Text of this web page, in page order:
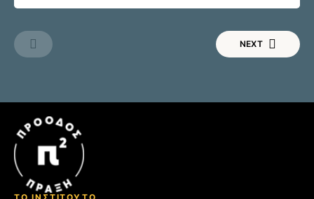
του ευρωπαϊκού κανονισμού με
το ακρωνύμιο GDPR. «Η
κανονισμός δεν μπορεί να
NEXT